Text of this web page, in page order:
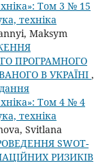
Том 3 № 15
техніка
Maksym
ПРОГРАМНОГО
В УКРАЇНІ ,
Том 4 № 4
техніка
Svitlana
SWOT-
РИЗИКІВ